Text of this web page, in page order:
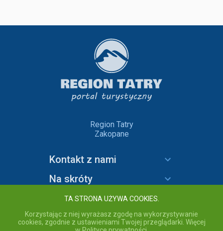
Region Tatry
Zakopane
Kontakt z nami
Na skróty
Informacje
TA STRONA UŻYWA COOKIES.
Korzystając z niej wyrażasz zgodę na wykorzystywanie
cookies, zgodnie z ustawieniami Twojej przeglądarki. Więcej